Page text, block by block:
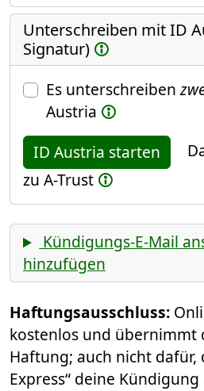
Unterschreiben mit ID
Signatur)
Es unterschreiben
Austria
ID Austria starten
zu A-Trust
Kündigungs-E-Mail
hinzufügen
Haftungsausschluss:
kostenlos und übernimmt
Haftung; auch nicht dafür,
Express“ deine